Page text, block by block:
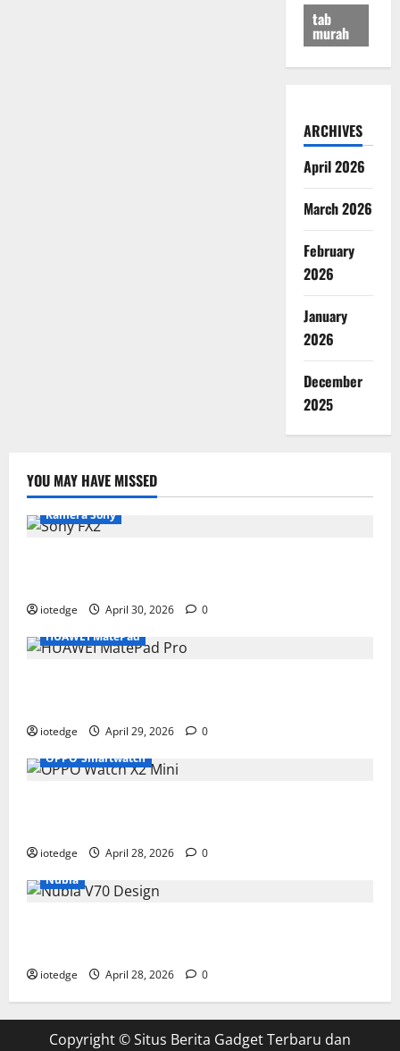
tab
murah
ARCHIVES
April 2026
March 2026
February
2026
January
2026
December
2025
YOU MAY HAVE MISSED
Kamera Sony
iotedge April 30, 2026
0
HUAWEI MatePad
iotedge April 29, 2026
0
OPPO Smartwatch
iotedge April 28, 2026
0
Nubia
iotedge April 28, 2026 0
Copyright ©Situs Berita Gadget Terbaru dan